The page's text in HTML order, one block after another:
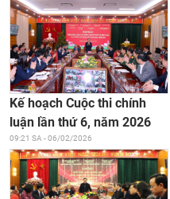
Kế hoạch Cuộc thi chính
luận lần thứ 6, năm 2026
09:21 SA - 06/02/2026